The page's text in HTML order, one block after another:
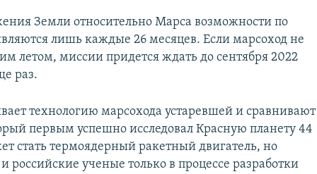
Земли относительно Марса возможности по
лишь каждые 26 месяцев. Если марсоход не
летом, миссии придется ждать до сентября 2022
раз.
технологию марсохода устаревшей и сравнивают
первым успешно исследовал Красную планету 44
стать термоядерный ракетный двигатель, но
российские ученые только в процессе разработки